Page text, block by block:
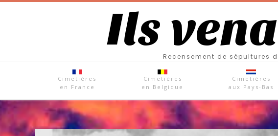
Ils
Recensement de sépultures
Cimetières
en France
Cimetières
en Belgique
Cimetières
aux Pays-Bas